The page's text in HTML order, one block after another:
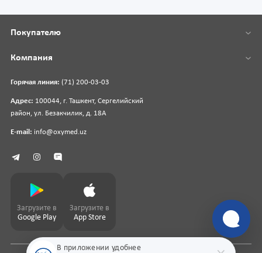
В приложении удобнее
Горячая линия: (71) 200-03-03
Адрес: 100044, г. Ташкент, Сергелийский
район, ул. Безакчилик, д. 18А
E-mail: info@oxymed.uz
Покупателю
Компания
Загрузите в
Google Play
Загрузите в
App Store